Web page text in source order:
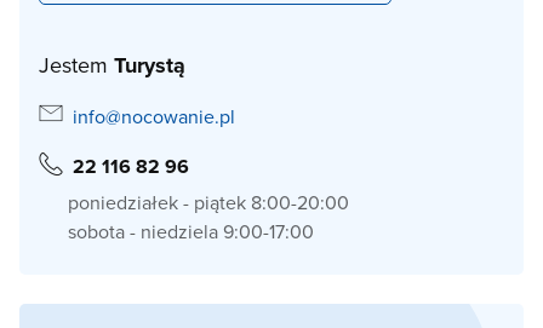
Jestem Turystą
info@nocowanie.pl
22 116 82 96
poniedziałek - piątek 8:00-20:00
sobota - niedziela 9:00-17:00